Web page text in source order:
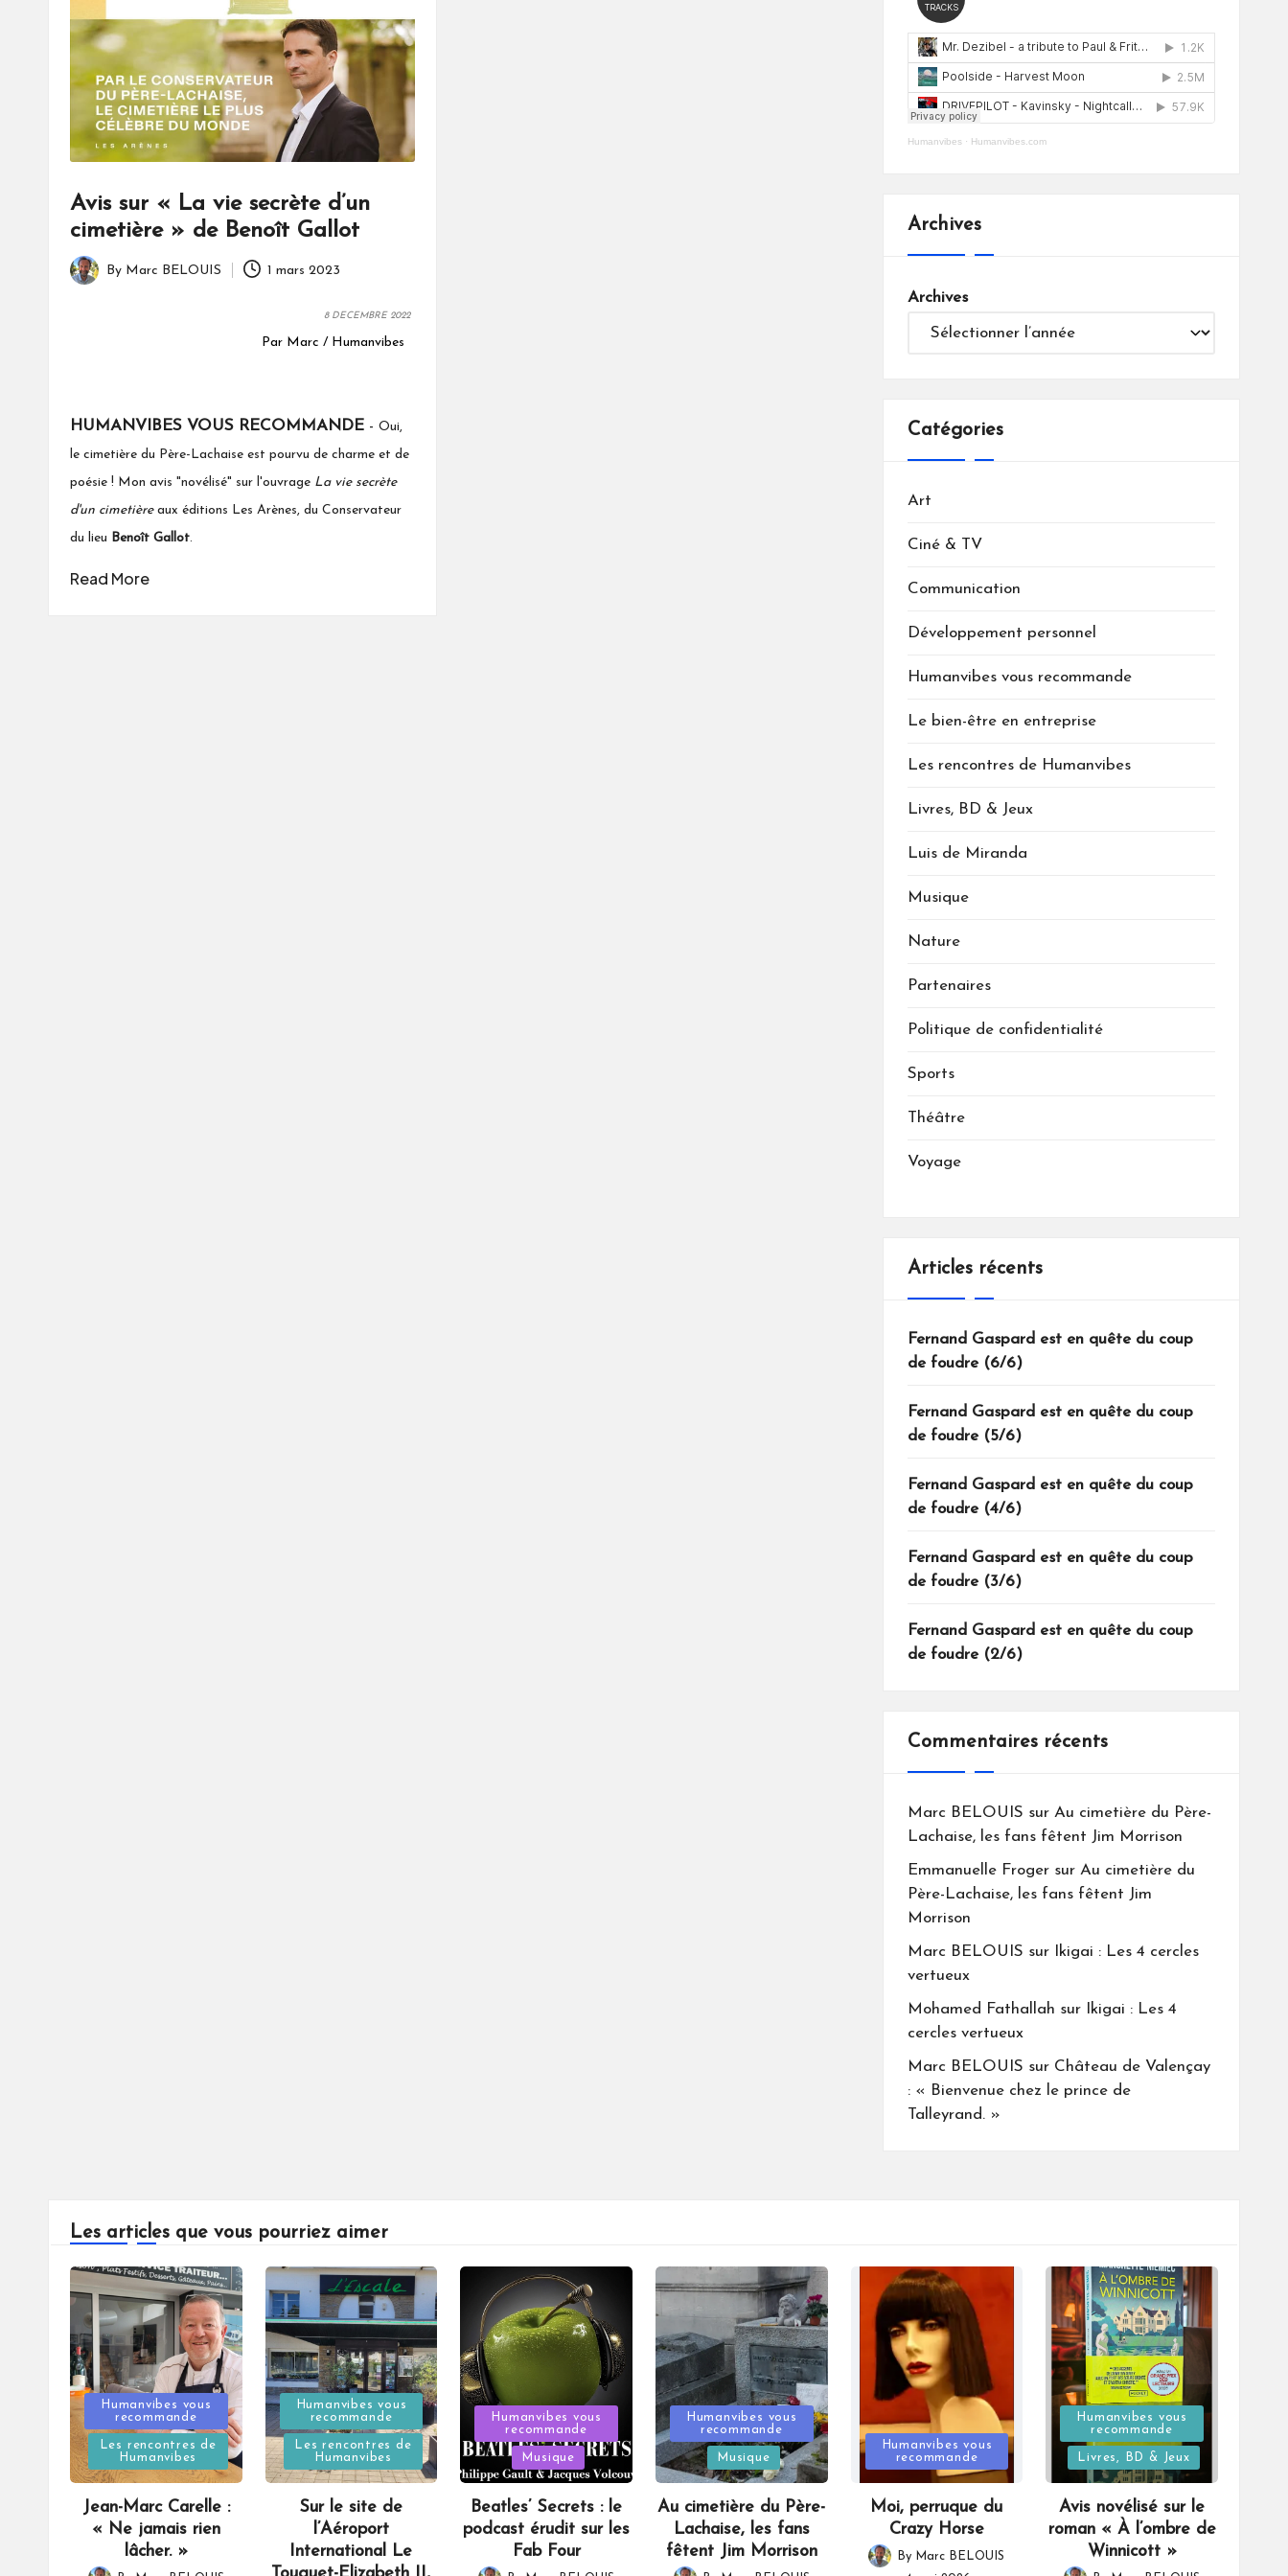
Avis sur « La vie secrète d’un
cimetière » de Benoît Gallot
Posted
By Marc BELOUIS 1 mars 2023
8 DECEMBRE 2022
Par Marc / Humanvibes
HUMANVIBES VOUS RECOMMANDE - Oui,
le cimetière du Père-Lachaise est pourvu de charme et de
poésie ! Mon avis "novélisé" sur l'ouvrage La vie secrète
d'un cimetièreaux éditions Les Arènes, du Conservateur
du lieu Benoît Gallot.
Read More
Humanvibes· Humanvibes.com
Archives
Archives
Catégories
Art
Ciné & TV
Communication
Développement personnel
Humanvibes vous recommande
Le bien-être en entreprise
Les rencontres de Humanvibes
Livres, BD & Jeux
Luis de Miranda
Musique
Nature
Partenaires
Politique de confidentialité
Sports
Théâtre
Voyage
Articles récents
Fernand Gaspard est en quête du coup
de foudre (6/6)
Fernand Gaspard est en quête du coup
de foudre (5/6)
Fernand Gaspard est en quête du coup
de foudre (4/6)
Fernand Gaspard est en quête du coup
de foudre (3/6)
Fernand Gaspard est en quête du coup
de foudre (2/6)
Commentaires récents
Marc BELOUIS sur Au cimetière du Père-
Lachaise, les fans fêtent Jim Morrison
Emmanuelle Frogersur Au cimetière du
Père-Lachaise, les fans fêtent Jim
Morrison
Marc BELOUIS sur
Ikigai : Les 4 cercles
vertueux
Mohamed Fathallah sur
Ikigai : Les 4
cercles vertueux
Marc BELOUIS sur Château de Valençay
: « Bienvenue chez le prince de
Talleyrand. »
Les articles que vous pourriez aimer
Posted
in
Humanvibes vous
recommande
Les rencontres de
Humanvibes
Jean-Marc Carelle :
« Ne jamais rien
lâcher. »
Posted
in
Humanvibes vous
recommande
Les rencontres de
Humanvibes
Sur le site de
l’Aéroport
International Le
Posted
in
Humanvibes vous
recommande
Musique
Beatles’ Secrets : le
podcast érudit sur les
Fab Four
Posted
in
Humanvibes vous
recommande
Musique
Au cimetière du Père-
Lachaise, les fans
fêtent Jim Morrison
Posted
in
Humanvibes vous
recommande
Moi, perruque du
Crazy Horse
Posted
By Marc BELOUIS
Posted
in
Humanvibes vous
recommande
Livres, BD & Jeux
Avis novélisé sur le
roman « À l’ombre de
Winnicott »